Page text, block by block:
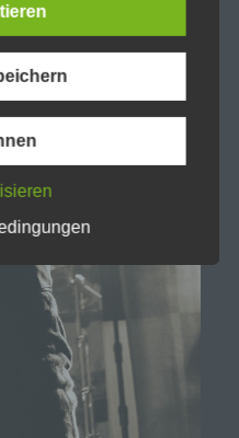
Einrichtung oder
Daten im
verarbeitet.
oder juristische
oder andere Stelle,
Daten offengelegt
ob es sich bei ihr um
nicht. Behörden, die im
nach dem Unionsrecht
Daten
als Empfänger.